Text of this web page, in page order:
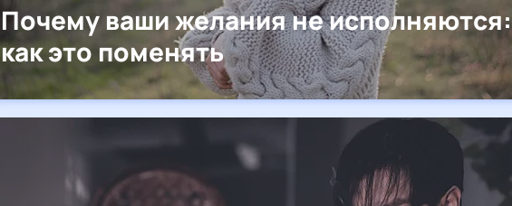
Почему ваши желания не исполняются:
как это поменять